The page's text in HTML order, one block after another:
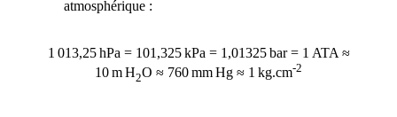
atmosphérique :
1 013,25 hPa = 101,325 kPa = 1,01325 bar = 1 ATA ≈
10 m H2O ≈ 760 mm Hg ≈ 1 kg.cm-2